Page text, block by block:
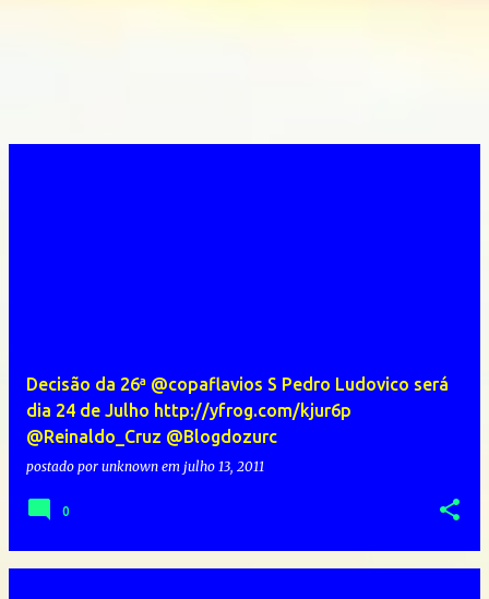
Decisão da 26ª @copaflavios S Pedro Ludovico será
dia 24 de Julho http://yfrog.com/kjur6p
@Reinaldo_Cruz @Blogdozurc
postado por unknown em julho 13, 2011
0